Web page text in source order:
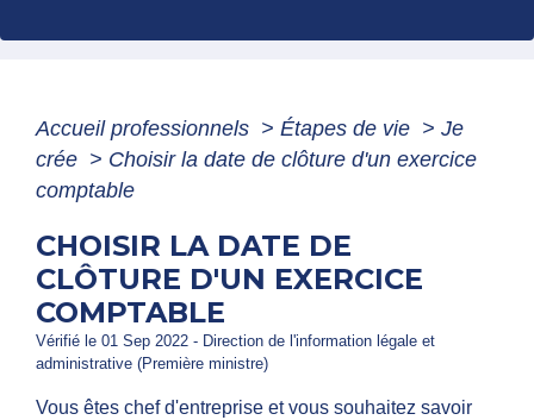
Accueil professionnels > Étapes de vie > Je
crée > Choisir la date de clôture d'un exercice
comptable
CHOISIR LA DATE DE
CLÔTURE D'UN EXERCICE
COMPTABLE
Vérifié le 01 Sep 2022 - Direction de l'information légale et
administrative (Première ministre)
Vous êtes chef d'entreprise et vous souhaitez savoir